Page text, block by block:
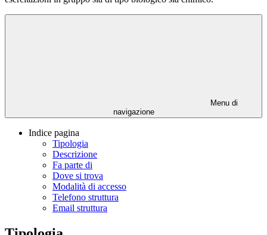
Menu di
navigazione
Indice pagina
Tipologia
Descrizione
Fa parte di
Dove si trova
Modalità di accesso
Telefono struttura
Email struttura